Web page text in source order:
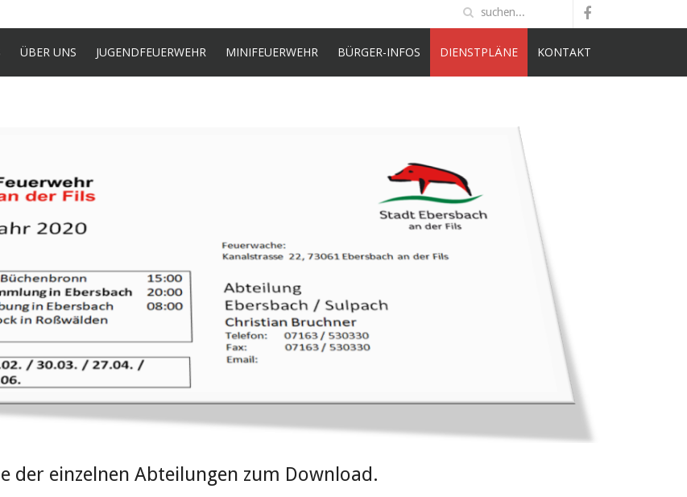
ÜBER UNS JUGENDFEUERWEHR MINIFEUERWEHR BÜRGER-INFOS DIENSTPLÄNE KONTAKT
der einzelnen Abteilungen zum Download.